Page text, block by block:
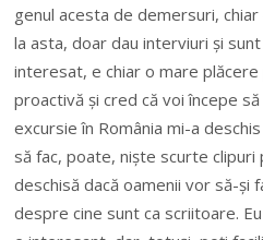
genul acesta de demersuri,
la asta, doar dau interviuri și
interesat, e chiar o mare
proactivă și cred că voi începe
excursie în România mi-a
să fac, poate, niște scurte clipuri
deschisă dacă oamenii vor să-și
despre cine sunt ca scriitoare.